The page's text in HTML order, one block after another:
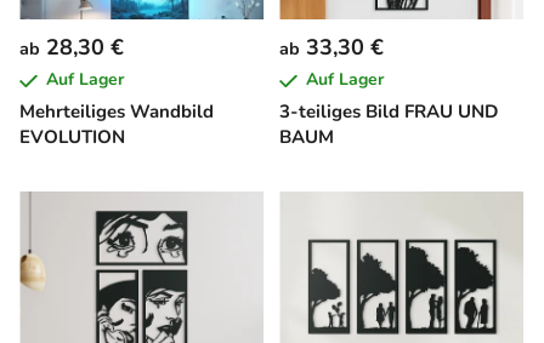
Mehrteiliges Wandbild
EVOLUTION
ab 28,30 €
Auf Lager
3-teiliges Bild FRAU UND
BAUM
ab 33,30 €
Auf Lager